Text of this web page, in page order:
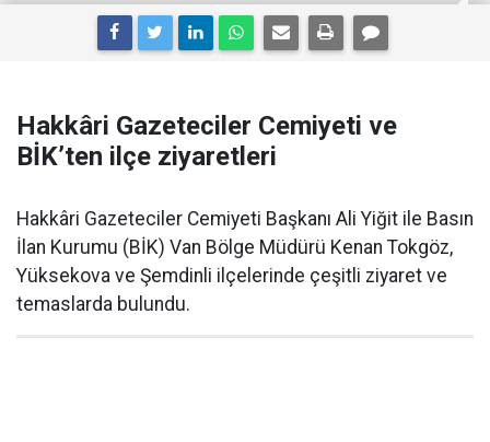
Hakkâri Gazeteciler Cemiyeti ve
BİK’ten ilçe ziyaretleri
Hakkâri Gazeteciler Cemiyeti Başkanı Ali Yiğit ile Basın
İlan Kurumu (BİK) Van Bölge Müdürü Kenan Tokgöz,
Yüksekova ve Şemdinli ilçelerinde çeşitli ziyaret ve
temaslarda bulundu.